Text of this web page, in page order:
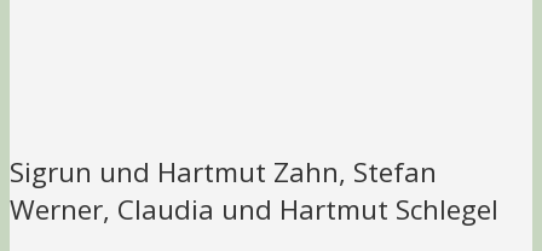
Sigrun und Hartmut Zahn, Stefan
Werner, Claudia und Hartmut Schlegel